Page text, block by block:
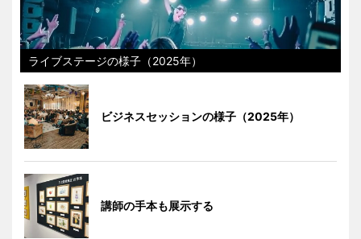
ライブステージの様子（2025年）
ビジネスセッションの様子（2025年）
講師の手本も展示する